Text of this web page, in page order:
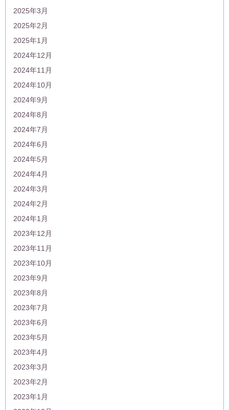
2025年3月
2025年2月
2025年1月
2024年12月
2024年11月
2024年10月
2024年9月
2024年8月
2024年7月
2024年6月
2024年5月
2024年4月
2024年3月
2024年2月
2024年1月
2023年12月
2023年11月
2023年10月
2023年9月
2023年8月
2023年7月
2023年6月
2023年5月
2023年4月
2023年3月
2023年2月
2023年1月